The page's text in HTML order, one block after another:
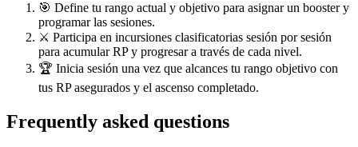
🎯 Define tu rango actual y objetivo para asignar un booster y
programar las sesiones.
⚔️ Participa en incursiones clasificatorias sesión por sesión
para acumular RP y progresar a través de cada nivel.
🏆 Inicia sesión una vez que alcances tu rango objetivo con
tus RP asegurados y el ascenso completado.
Frequently asked questions